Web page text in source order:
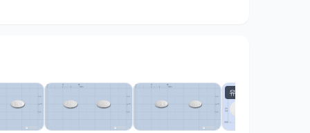
유효기간만료